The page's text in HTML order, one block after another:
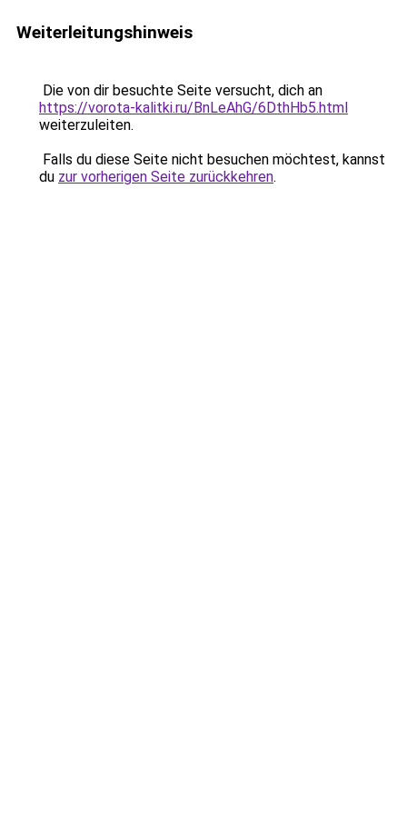
Weiterleitungshinweis
Die von dir besuchte Seite versucht, dich an
https://vorota-kalitki.ru/BnLeAhG/6DthHb5.html
weiterzuleiten.
Falls du diese Seite nicht besuchen möchtest, kannst
du zur vorherigen Seite zurückkehren.